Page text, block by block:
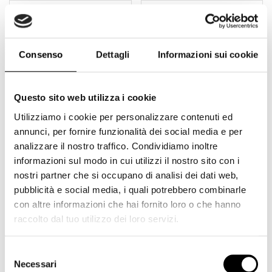
Consenso Dettagli Informazioni sui cookie
Questo sito web utilizza i cookie
Utilizziamo i cookie per personalizzare contenuti ed
annunci, per fornire funzionalità dei social media e per
analizzare il nostro traffico. Condividiamo inoltre
informazioni sul modo in cui utilizzi il nostro sito con i
nostri partner che si occupano di analisi dei dati web,
pubblicità e social media, i quali potrebbero combinarle
con altre informazioni che hai fornito loro o che hanno
raccolto dal tuo utilizzo dei loro servizi.
delNecessari
Fujifilm batteria NP-85
originale agli ioni di litio –
Li-Ion – ricaricabile
56,00€ Add to cart
Fujifilm batteria NP-
W126S originale agli ioni di
litio
69,00€